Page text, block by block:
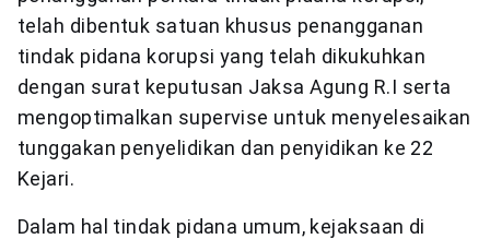
telah dibentuk satuan khusus penangganan
tindak pidana korupsi yang telah dikukuhkan
dengan surat keputusan Jaksa Agung R.I serta
mengoptimalkan supervise untuk menyelesaikan
tunggakan penyelidikan dan penyidikan ke 22
Kejari.
Dalam hal tindak pidana umum, kejaksaan di